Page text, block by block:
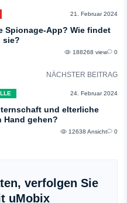
21. Februar 2024
Spionage-App? Wie findet
sie?
188268 view 0
NÄCHSTER BEITRAG
24. Februar 2024
und elterliche
Hand gehen?
12638 Ansicht 0
verfolgen Sie
uMobix